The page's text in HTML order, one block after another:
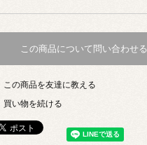
この商品について問い合わせる
この商品を友達に教える
買い物を続ける